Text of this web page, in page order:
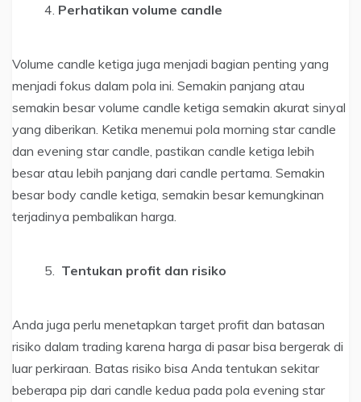
Perhatikan volume candle
Volume candle ketiga juga menjadi bagian penting yang
menjadi fokus dalam pola ini. Semakin panjang atau
semakin besar volume candle ketiga semakin akurat sinyal
yang diberikan. Ketika menemui pola morning star candle
dan evening star candle, pastikan candle ketiga lebih
besar atau lebih panjang dari candle pertama. Semakin
besar body candle ketiga, semakin besar kemungkinan
terjadinya pembalikan harga.
Tentukan profit dan risiko
Anda juga perlu menetapkan target profit dan batasan
risiko dalam trading karena harga di pasar bisa bergerak di
luar perkiraan. Batas risiko bisa Anda tentukan sekitar
beberapa pip dari candle kedua pada pola evening star